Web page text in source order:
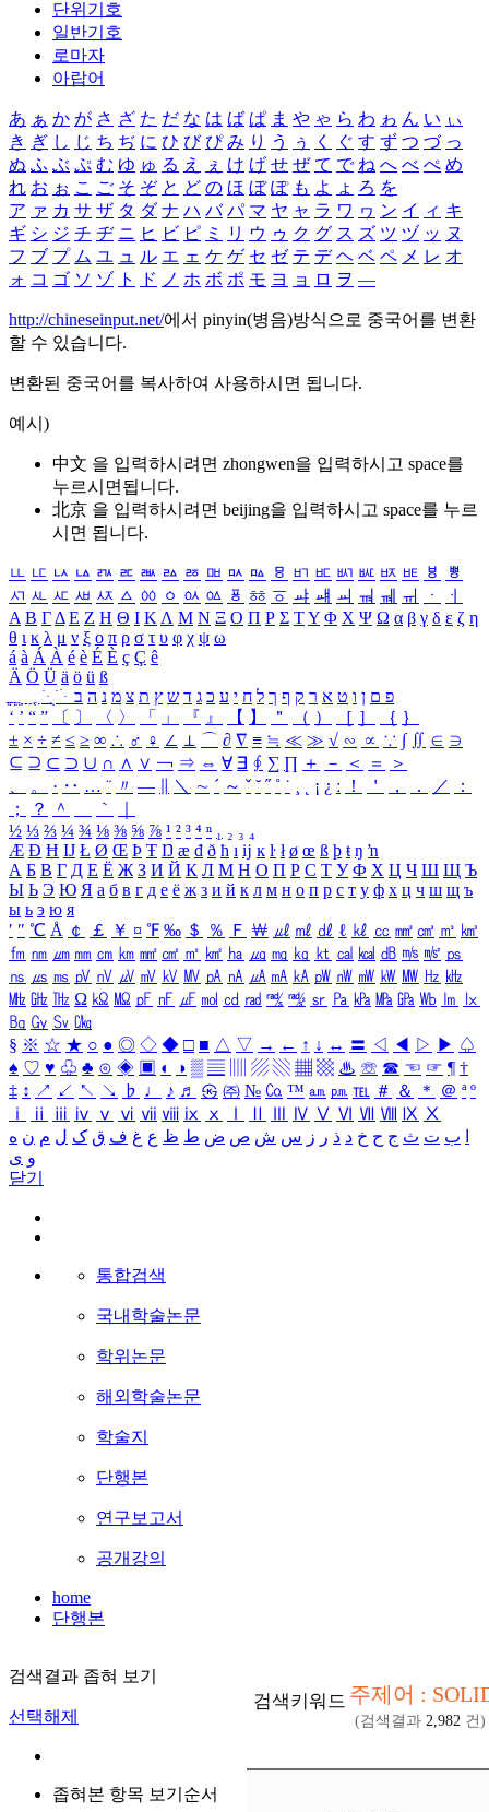
단위기호
일반기호
로마자
아랍어
あ ぁ か が さ ざ た だ な は ば ぱ ま や ゃ ら わ ゎ ん い ぃ
き ぎ し じ ち ぢ に ひ び ぴ み り う ぅ く ぐ す ず つ づ っ
ぬ ふ ぶ ぷ む ゆ ゅ る え ぇ け げ せ ぜ て で ね へ べ ぺ め
れ お ぉ こ ご そ ぞ と ど の ほ ぼ ぽ も よ ょ ろ を
ア ァ カ サ ザ タ ダ ナ ハ バ パ マ ヤ ャ ラ ワ ヮ ン イ ィ キ
ギ シ ジ チ ヂ ニ ヒ ビ ピ ミ リ ウ ゥ ク グ ス ズ ツ ヅ ッ ヌ
フ ブ プ ム ユ ュ ル エ ェ ケ ゲ セ ゼ テ デ ヘ ベ ペ メ レ オ
ォ コ ゴ ソ ゾ ト ド ノ ホ ボ ポ モ ヨ ョ ロ ヲ ―
http://chineseinput.net/에서 pinyin(병음)방식으로 중국어를 변환
할 수 있습니다.
변환된 중국어를 복사하여 사용하시면 됩니다.
예시)
中文 을 입력하시려면 zhongwen을 입력하시고 space를
누르시면됩니다.
北京 을 입력하시려면 beijing을 입력하시고 space를 누르
시면 됩니다.
ㅥ ㅦ ㅧ ㅨ ㅩ ㅪ ㅫ ㅬ ㅭ ㅮ ㅯ ㅰ ㅱ ㅲ ㅳ ㅴ ㅵ ㅶ ㅷ ㅸ
ㅹ
ㅺ ㅻ ㅼ ㅽ ㅾ ㅿ ㆀ ㆁ ㆂ ㆃ ㆄ ㆅ ㆆ ㆇ ㆈ ㆉ ㆊ ㆋ ㆌ ㆍ
ㆎ
Α Β ΓΔ Ε Ζ Η Θ Ι ΚΛ Μ Ν Ξ Ο Π Ρ Σ ΤΥ Φ Χ Ψ Ω α β γ δ ε ζ η
θ ι κ λ μ ν ξ ο π ρ σ τ υ φ χ ψ ω
á à Á À é è É È ç Ç ê
Ä Ö Ü ä ö ü ß
ִֶֹ ֻּ ׁׂ פ ם ן ו ט א ר ק ף ך ל ח י ע כ ג ד ש ץ ת צ מ נ ה ב
‘ ’ “ ” 〔 〕 〈 〉 「 」 『 』 【 】 ＂ （ ） ［ ］ ｛ ｝
± × ÷ ≠ ≤ ≥ ∞ ∴ ♂ ♀ ∠ ⊥ ⌒ ∂ ∇ ≡ ≒ ≪ ≫ √ ∽ ∝ ∵ ∫ ∬ ∈ ∋
⊆ ⊇ ⊂ ⊃ ∪ ∩ ∧ ∨ ￢ ⇒ ⇔ ∀ ∃ ∮ ∑ ∏ ＋ － ＜ ＝
＞
、
。 · ‥ … ¨ 〃 ― ＼ ∼ ´ ～ ˇ ˘ ˝ ˚ ˙ ¸ ¡ ¿ ː ！ ＇ ， ． ／
：
；
？ ＾ ｀
½ ⅓ ⅔ ¼ ¾ ⅛ ⅜ ⅝ ⅞ ¹ ² ³ ⁴ ⁿ ₁ ₂ ₃ ₄
Æ Ð Ħ Ĳ Ł Ø Œ Þ Ŧ Ŋ æ đ ð ħ ı ĳ ĸ ŀ ł ø œ ß þ ŧ ŋ ŉ
А Б В Г Д Е Ё Ж З И Й К Л М Н О П Р С Т У Ф Х Ц Ч Ш Щ Ъ
Ы Ь Э Ю Я а б в г д е ё ж з и й к л м н о п р с т у ф х ц ч ш щ ъ
ы ь э ю я
′ ″ ℃ Å ￠ ￡ ￥ ¤ ℉ ‰ ＄ ％ Ｆ ￦ ㎕ ㎖ ㎗ ℓ ㎘ ㏄ ㎣ ㎤ ㎥ ㎦
㎙ ㎚ ㎛ ㎜ ㎝ ㎞ ㎟ ㎠ ㎡ ㎢ ㏊ ㎍ ㎎ ㎏ ㏏ ㎈ ㎉ ㏈ ㎧ ㎨ ㎰
㎱ ㎲ ㎳ ㎴ ㎵ ㎶ ㎷ ㎸ ㎹ ㎀ ㎁ ㎂ ㎃ ㎄ ㎺ ㎻ ㎽ ㎾ ㎿ ㎐ ㎑
㎒ ㎓ ㎔ Ω ㏀ ㏁ ㎊ ㎋ ㎌ ㏖ ㏅ ㎭ ㎮ ㎯ ㏛ ㎩ ㎪ ㎫ ㎬ ㏝ ㏐
㏓
㏃ ㏉ ㏜ ㏆
§ ※ ☆ ★ ○ ● ◎ ◇ ◆ □ ■ △ ▽ → ← ↑ ↓ ↔ 〓 ◁ ◀ ▷ ▶ ♤
♠ ♡ ♥ ♧ ♣ ⊙ ◈ ▣ ◐ ◑ ▒ ▤ ▨ ▧ ▦ ▩ ♨ ☏ ☎ ☜ ☞ ¶ †
‡ ↕ ↗ ↙ ↖ ↘ ♭ ♩ ♪ ♬ ㉿ ㈜ № ㏇ ™ ㏂ ㏘ ℡ ＃ ＆ ＊ ＠ ª º
ⅰ
ⅱ ⅲ ⅳ ⅴ ⅵ ⅶ ⅷ ⅸ ⅹ Ⅳ Ⅴ Ⅵ Ⅶ Ⅷ Ⅸ Ⅹ
ب ت ث ج ح خ د ذ ر ز س ش ص ض ط ظ ع غ ف ق ک ل م ن ه
و ی
닫기
통합검색
국내학술논문
학위논문
해외학술논문
학술지
단행본
연구보고서
공개강의
home
단행본
검색결과 좁혀 보기
선택해제
좁혀본 항목 보기순서
검색키워드 주제어 :
(검색결과 2,982 건)